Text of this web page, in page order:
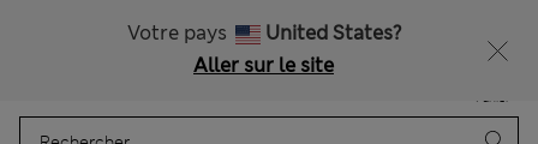
Votre pays
United States?
Aller sur le site
Panier